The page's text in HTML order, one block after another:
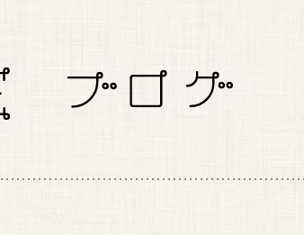
MENU